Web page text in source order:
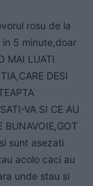
rosu de la
in 5 minute,doar
MAI LUATI
DESI
VA SI CE AU
BUNAVOIE,GOT
sunt asezati
acolo caci au
unde stau si